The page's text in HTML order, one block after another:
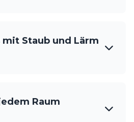
Staub und Lärm
Raum